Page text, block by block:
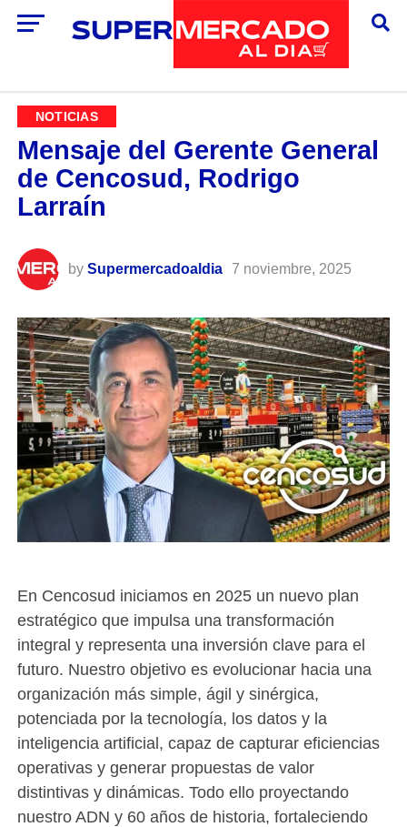
NOTICIAS
Mensaje del Gerente General
de Cencosud, Rodrigo
Larraín
by Supermercadoaldia 7 noviembre, 2025
En Cencosud iniciamos en 2025 un nuevo plan
estratégico que impulsa una transformación
integral y representa una inversión clave para el
futuro. Nuestro objetivo es evolucionar hacia una
organización más simple, ágil y sinérgica,
potenciada por la tecnología, los datos y la
inteligencia artificial, capaz de capturar eficiencias
operativas y generar propuestas de valor
distintivas y dinámicas. Todo ello proyectando
nuestro ADN y 60 años de historia, fortaleciendo